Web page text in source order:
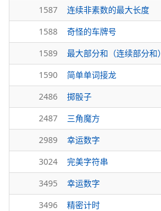
1587 连续非素数的最大长度
1588 奇怪的车牌号
1589 最大部分和（连续部分和）
1590 简单单词接龙
2486 掷骰子
2487 三角魔方
2989 幸运数字
3024 完美字符串
3495 幸运数字
3496 精密计时